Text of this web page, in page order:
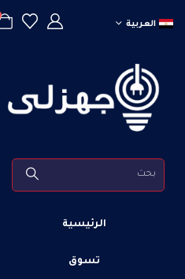
العربية
الرئيسية
تسوق